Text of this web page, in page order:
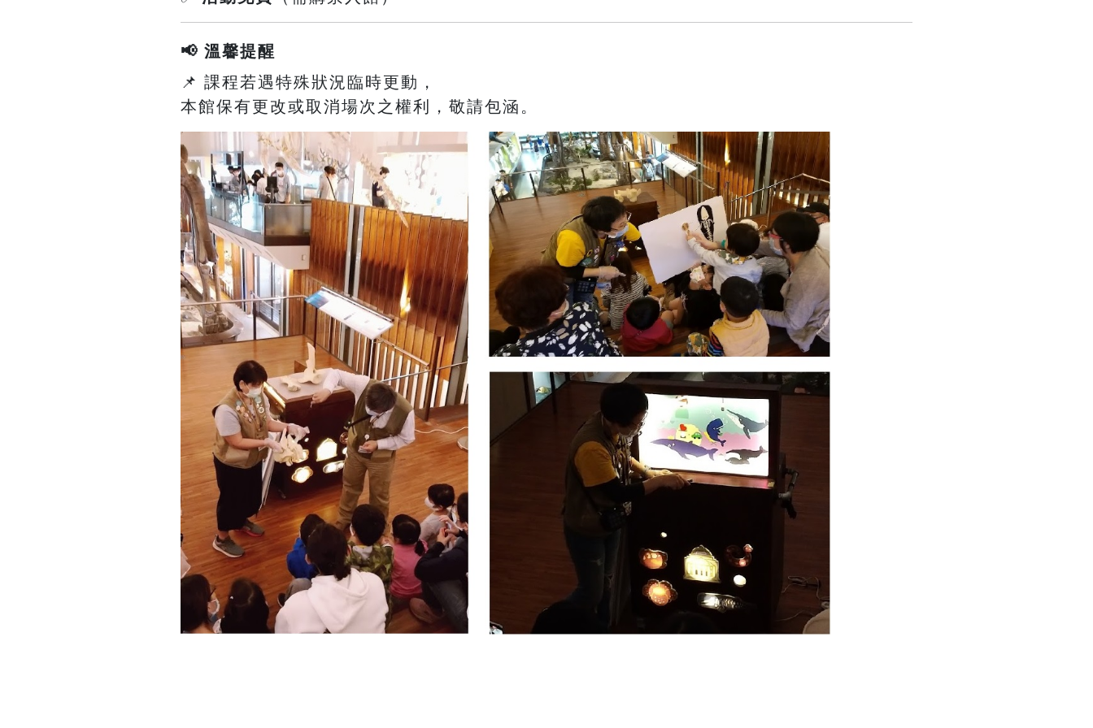
📢 溫馨提醒
📌 課程若遇特殊狀況臨時更動，
本館保有更改或取消場次之權利，敬請包涵。